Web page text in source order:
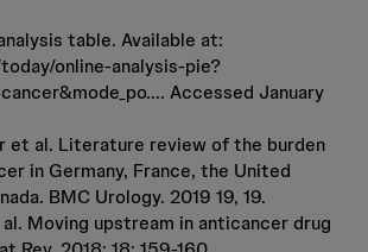
table. Available at:
online-analysis-pie?
Accessed January
et al. Literature review of the burden
in Germany, France, the United
BMC Urology. 2019 19, 19.
Moving upstream in anticancer drug